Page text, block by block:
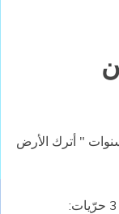
السبتية ( أحبار 25) كل 7سنوات " أترك الأرض